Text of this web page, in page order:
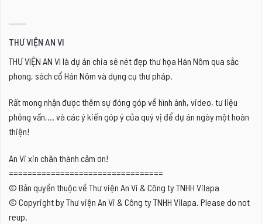
THƯ VIỆN AN VI
THƯ VIỆN AN VI là dự án chia sẻ nét đẹp thư họa Hán Nôm qua sắc
phong, sách cổ Hán Nôm và dụng cụ thư pháp.
Rất mong nhận được thêm sự đóng góp về hình ảnh, video, tư liệu
phỏng vấn,... và các ý kiến góp ý của quý vị để dự án ngày một hoàn
thiện!
An Vi xin chân thành cảm ơn!
=================================
© Bản quyền thuộc về Thư viện An Vi & Công ty TNHH Vilapa
© Copyright by Thư viện An Vi & Công ty TNHH Vilapa. Please do not
reup.